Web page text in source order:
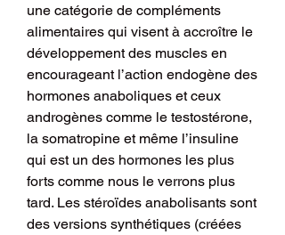
une catégorie de compléments
alimentaires qui visent à accroître le
développement des muscles en
encourageant l’action endogène des
hormones anaboliques et ceux
androgènes comme le testostérone,
la somatropine et même l’insuline
qui est un des hormones les plus
forts comme nous le verrons plus
tard. Les stéroïdes anabolisants sont
des versions synthétiques (créées